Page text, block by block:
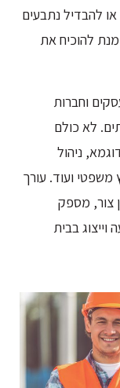
להבדיל נתבעים
להוכיח את
וחברות
לא כולם
ניהול
משפטי ועוד. עורך
צור, מספק
וייצוג בבית